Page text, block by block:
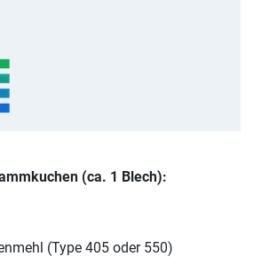
(ca. 1 Blech):
(Type 405 oder 550)